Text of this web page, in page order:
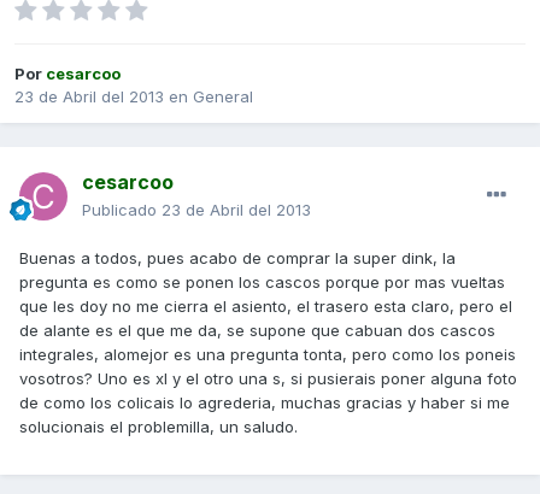
Por cesarcoo
23 de Abril del 2013 en General
cesarcoo
Publicado 23 de Abril del 2013
Buenas a todos, pues acabo de comprar la super dink, la
pregunta es como se ponen los cascos porque por mas vueltas
que les doy no me cierra el asiento, el trasero esta claro, pero el
de alante es el que me da, se supone que cabuan dos cascos
integrales, alomejor es una pregunta tonta, pero como los poneis
vosotros? Uno es xl y el otro una s, si pusierais poner alguna foto
de como los colicais lo agrederia, muchas gracias y haber si me
solucionais el problemilla, un saludo.